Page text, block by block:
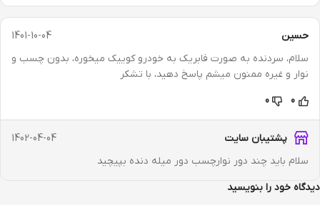
حسین
1401-10-04
سلام، سردنده به صورت فابریک به خودرو کوییک میخوره، بدون چسب و
نوار و غیره ممنون میشم پاسخ دهید، با تشکر
0
0
پشتیبان سایت
1402-04-04
سلام باید چند دور نوارچسب دور میله دنده بپیچید
دیدگاه خود را بنویسید